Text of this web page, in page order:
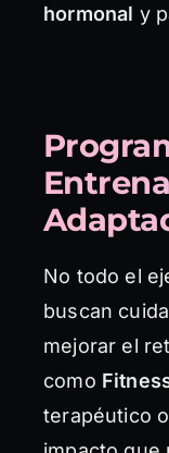
hormonal y
No todo el
buscan
mejorar el
como
terapéutico